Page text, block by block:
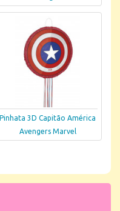
Pinhata 3D Capitão América
Avengers Marvel